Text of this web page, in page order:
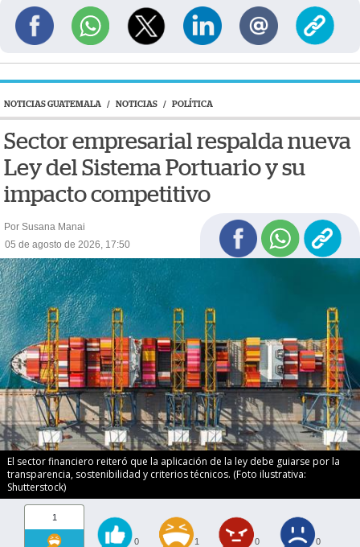
NOTICIAS GUATEMALA / NOTICIAS / POLÍTICA
Sector empresarial respalda nueva
Ley del Sistema Portuario y su
impacto competitivo
Por Susana Manai
05 de agosto de 2026, 17:50
El sector financiero reiteró que la aplicación de la ley debe guiarse por la
transparencia, sostenibilidad y criterios técnicos. (Foto ilustrativa:
Shutterstock)
1
0 1 0 0